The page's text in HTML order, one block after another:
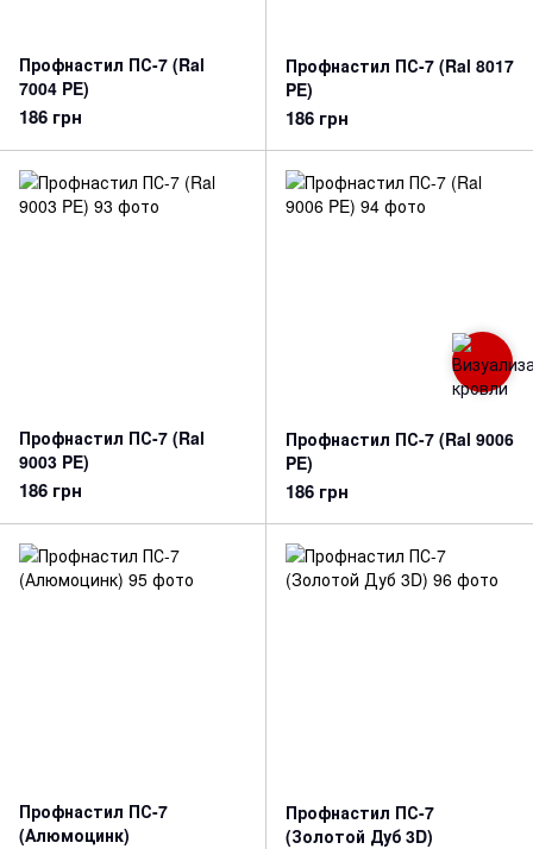
Профнастил ПС-7 (Ral
7004 PE)
186 грн
Профнастил ПС-7 (Ral 8017
PE)
186 грн
Профнастил ПС-7 (Ral
9003 PE)
186 грн
Профнастил ПС-7 (Ral 9006
PE)
186 грн
Профнастил ПС-7
(Алюмоцинк)
Профнастил ПС-7
(Золотой Дуб 3D)